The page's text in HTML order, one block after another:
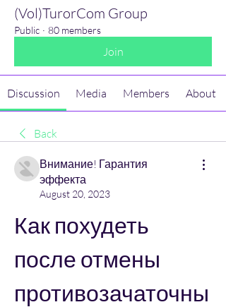
(Vol)TurorCom Group
Public · 80 members
Join
Discussion Media Members About
Back
Внимание! Гарантия
эффекта
August 20, 2023
Как похудеть
после отмены
противозачаточны